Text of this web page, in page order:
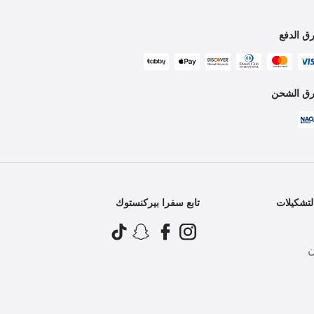
الدفع
الشحن
تابع سفرا بيركنستوك